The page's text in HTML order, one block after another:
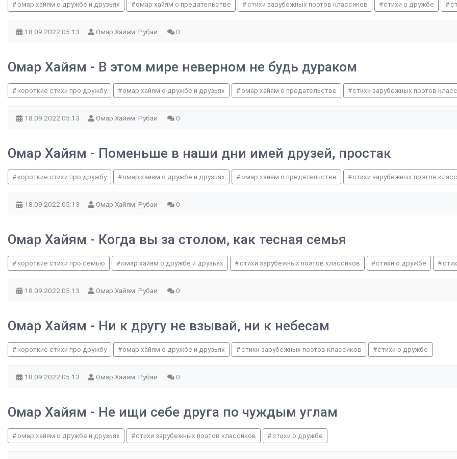
омар хайям о дружбе и друзьях омар хайям о предательстве стихи зарубежных поэтов классиков стихи о дружбе
18.09.2022 05:13 Омар Хайям: Рубаи 0
Омар Хайям - В этом мире неверном не будь дураком
короткие стихи про дружбу омар хайям о дружбе и друзьях омар хайям о предательстве стихи зарубежных поэтов
18.09.2022 05:13 Омар Хайям: Рубаи 0
Омар Хайям - Поменьше в наши дни имей друзей, простак
короткие стихи про дружбу омар хайям о дружбе и друзьях омар хайям о предательстве стихи зарубежных поэтов
18.09.2022 05:13 Омар Хайям: Рубаи 0
Омар Хайям - Когда вы за столом, как тесная семья
короткие стихи про семью омар хайям о дружбе и друзьях стихи зарубежных поэтов классиков стихи о дружбе
18.09.2022 05:13 Омар Хайям: Рубаи 0
Омар Хайям - Ни к другу не взывай, ни к небесам
короткие стихи про дружбу омар хайям о дружбе и друзьях стихи зарубежных поэтов классиков стихи о дружбе
18.09.2022 05:13 Омар Хайям: Рубаи 0
Омар Хайям - Не ищи себе друга по чуждым углам
омар хайям о дружбе и друзьях стихи зарубежных поэтов классиков стихи о дружбе